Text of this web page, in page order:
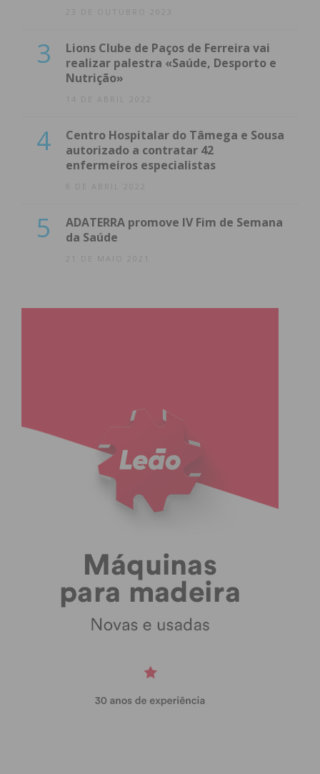
23 DE OUTUBRO 2023
3
Lions Clube de Paços de Ferreira vai
realizar palestra «Saúde, Desporto e
Nutrição»
14 DE ABRIL 2022
4
Centro Hospitalar do Tâmega e Sousa
autorizado a contratar 42
enfermeiros especialistas
8 DE ABRIL 2022
5
ADATERRA promove IV Fim de Semana
da Saúde
21 DE MAIO 2021